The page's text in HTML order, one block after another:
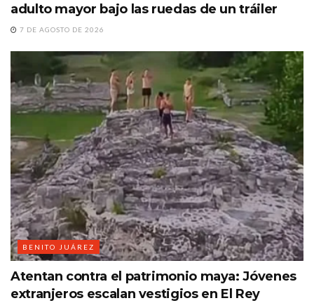
adulto mayor bajo las ruedas de un tráiler
7 DE AGOSTO DE 2026
BENITO JUÁREZ
Atentan contra el patrimonio maya: Jóvenes
extranjeros escalan vestigios en El Rey